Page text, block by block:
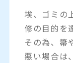
埃、ゴミの
修の目的を
その為、箒
悪い場合は